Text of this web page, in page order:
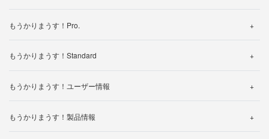
カスタマイズ事例
製品カタログ
もうかりまうす！Pro.
仕様一覧
体験版ダウンロードされたお客様へ
もうかりまうす！Standard
仕様一覧
もうかりまうす！ユーザー情報
もうかりまうす！製品情報